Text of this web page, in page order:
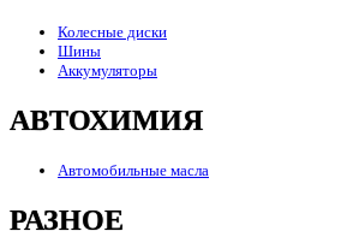
Колесные диски
Шины
Аккумуляторы
АВТОХИМИЯ
Автомобильные масла
РАЗНОЕ